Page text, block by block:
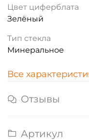
Цвет циферблата
Зелёный
Тип стекла
Минеральное
Все
Отзывы
Артикул